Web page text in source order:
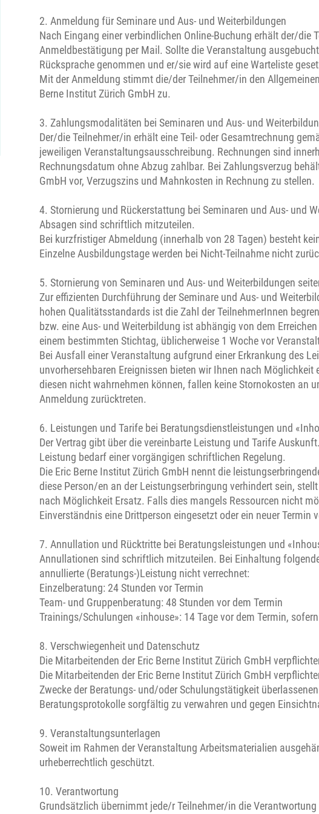
2. Anmeldung für Seminare und Aus- und Weiterbildungen
Nach Eingang einer verbindlichen Online-Buchung erhält der/die
Anmeldbestätigung per Mail. Sollte die Veranstaltung
Rücksprache genommen und er/sie wird auf eine Warteliste
Mit der Anmeldung stimmt die/der Teilnehmer/in den
Berne Institut Zürich GmbH zu.
3. Zahlungsmodalitäten bei Seminaren und Aus- und
Der/die Teilnehmer/in erhält eine Teil- oder Gesamtrechnung
jeweiligen Veranstaltungsausschreibung. Rechnungen sind
Rechnungsdatum ohne Abzug zahlbar. Bei Zahlungsverzug
GmbH vor, Verzugszins und Mahnkosten in Rechnung zu stellen.
4. Stornierung und Rückerstattung bei Seminaren und Aus- und
Absagen sind schriftlich mitzuteilen.
Bei kurzfristiger Abmeldung (innerhalb von 28 Tagen) besteht
Einzelne Ausbildungstage werden bei Nicht-Teilnahme nicht
5. Stornierung von Seminaren und Aus- und Weiterbildungen
Zur effizienten Durchführung der Seminare und Aus- und
hohen Qualitätsstandards ist die Zahl der TeilnehmerInnen
bzw. eine Aus- und Weiterbildung ist abhängig von dem
einem bestimmten Stichtag, üblicherweise 1 Woche vor
Bei Ausfall einer Veranstaltung aufgrund einer Erkrankung des
unvorhersehbaren Ereignissen bieten wir Ihnen nach Möglichkeit
diesen nicht wahrnehmen können, fallen keine Stornokosten an
Anmeldung zurücktreten.
6. Leistungen und Tarife bei Beratungsdienstleistungen und
Der Vertrag gibt über die vereinbarte Leistung und Tarife
Leistung bedarf einer vorgängigen schriftlichen Regelung.
Die Eric Berne Institut Zürich GmbH nennt die
diese Person/en an der Leistungserbringung verhindert sein,
nach Möglichkeit Ersatz. Falls dies mangels Ressourcen nicht
Einverständnis eine Drittperson eingesetzt oder ein neuer Termin
7. Annullation und Rücktritte bei Beratungsleistungen und
Annullationen sind schriftlich mitzuteilen. Bei Einhaltung
annullierte (Beratungs-)Leistung nicht verrechnet:
Einzelberatung: 24 Stunden vor Termin
Team- und Gruppenberatung: 48 Stunden vor dem Termin
Trainings/Schulungen «inhouse»: 14 Tage vor dem Termin,
8. Verschwiegenheit und Datenschutz
Die Mitarbeitenden der Eric Berne Institut Zürich GmbH
Die Mitarbeitenden der Eric Berne Institut Zürich GmbH
Zwecke der Beratungs- und/oder Schulungstätigkeit
Beratungsprotokolle sorgfältig zu verwahren und gegen
9. Veranstaltungsunterlagen
Soweit im Rahmen der Veranstaltung Arbeitsmaterialien
urheberrechtlich geschützt.
10. Verantwortung
Grundsätzlich übernimmt jede/r Teilnehmer/in die